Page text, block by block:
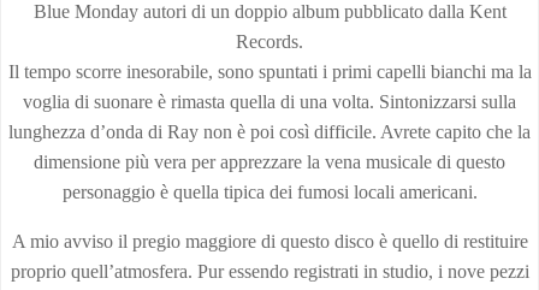
Blue Monday autori di un doppio album pubblicato dalla Kent
Records.
Il tempo scorre inesorabile, sono spuntati i primi capelli bianchi ma la
voglia di suonare è rimasta quella di una volta. Sintonizzarsi sulla
lunghezza d’onda di Ray non è poi così difficile. Avrete capito che la
dimensione più vera per apprezzare la vena musicale di questo
personaggio è quella tipica dei fumosi locali americani.
A mio avviso il pregio maggiore di questo disco è quello di restituire
proprio quell’atmosfera. Pur essendo registrati in studio, i nove pezzi